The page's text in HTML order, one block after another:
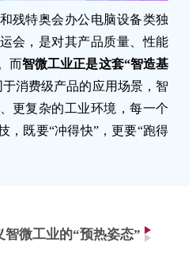
残特奥会办公电脑设备类独
会，是对其产品质量、性能
而智微工业正是这套“智造基
于消费级产品的应用场景，智
更复杂的工业环境，每一个
，既要“冲得快”，更要“跑得
智微工业的“预热姿态”